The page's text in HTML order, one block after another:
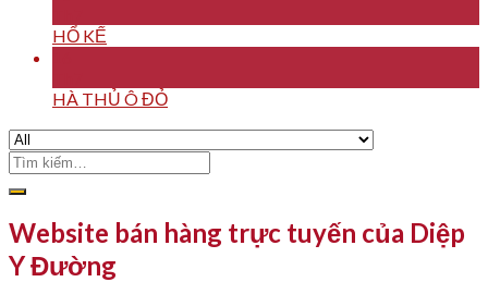
HỔ KẾ
HÀ THỦ Ô ĐỎ
Tìm
kiếm:
Website bán hàng trực tuyến của Diệp
Y Đường